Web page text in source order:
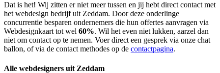
Dat is het! Wij zitten er niet meer tussen en jij hebt direct contact met
het webdesign bedrijf uit Zeddam. Door deze onderlinge
concurrentie besparen ondernemers die hun offertes aanvragen via
Webdesignkaart tot wel 60%. Wil het even niet lukken, aarzel dan
niet om contact op te nemen. Voer direct een gesprek via onze chat
ballon, of via de contact methodes op de contactpagina.
Alle webdesigners uit Zeddam